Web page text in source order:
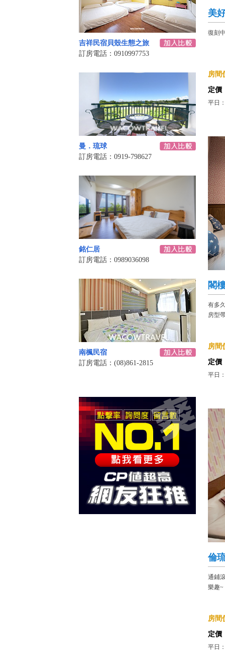
吉祥民宿貝殼生態之旅
訂房電話：0910997753
曼．琉球
訂房電話：0919-798627
銘仁居
訂房電話：0989036098
南楓民宿
訂房電話：(08)861-2815
美
復刻
房間
定價
平日
閣
有多
房型
房間
定價
平日
倫
通鋪
樂趣~
房間
定價
平日